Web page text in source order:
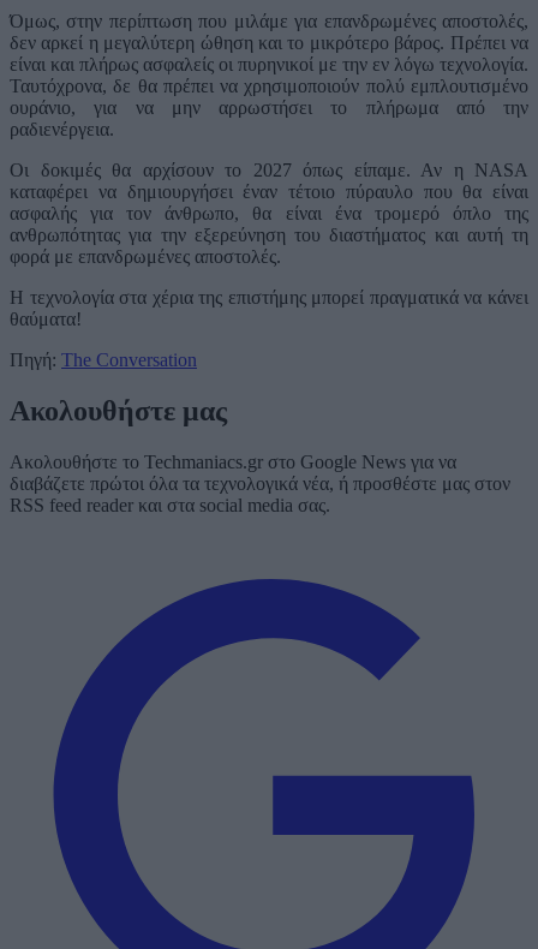
Όμως, στην περίπτωση που μιλάμε για επανδρωμένες αποστολές,
δεν αρκεί η μεγαλύτερη ώθηση και το μικρότερο βάρος. Πρέπει να
είναι και πλήρως ασφαλείς οι πυρηνικοί με την εν λόγω τεχνολογία.
Ταυτόχρονα, δε θα πρέπει να χρησιμοποιούν πολύ εμπλουτισμένο
ουράνιο, για να μην αρρωστήσει το πλήρωμα από την
ραδιενέργεια.
Οι δοκιμές θα αρχίσουν το 2027 όπως είπαμε. Αν η NASA
καταφέρει να δημιουργήσει έναν τέτοιο πύραυλο που θα είναι
ασφαλής για τον άνθρωπο, θα είναι ένα τρομερό όπλο της
ανθρωπότητας για την εξερεύνηση του διαστήματος και αυτή τη
φορά με επανδρωμένες αποστολές.
Η τεχνολογία στα χέρια της επιστήμης μπορεί πραγματικά να κάνει
θαύματα!
Πηγή: The Conversation
Ακολουθήστε μας
Ακολουθήστε το Techmaniacs.gr στο Google News για να
διαβάζετε πρώτοι όλα τα τεχνολογικά νέα, ή προσθέστε μας στον
RSS feed reader και στα social media σας.